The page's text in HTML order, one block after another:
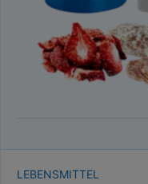
LEBENSMITTEL